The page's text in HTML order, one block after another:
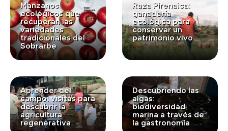
Manzanos
ecológicos que
recuperan las
variedades
tradicionales del
Sobrarbe
Raza Pirenaica:
ganadería
ecológica para
conservar un
patrimonio vivo
Aprender del
campo: visitas para
descubrir la
agricultura
regenerativa
Descubriendo las
algas:
biodiversidad
marina a través de
la gastronomía